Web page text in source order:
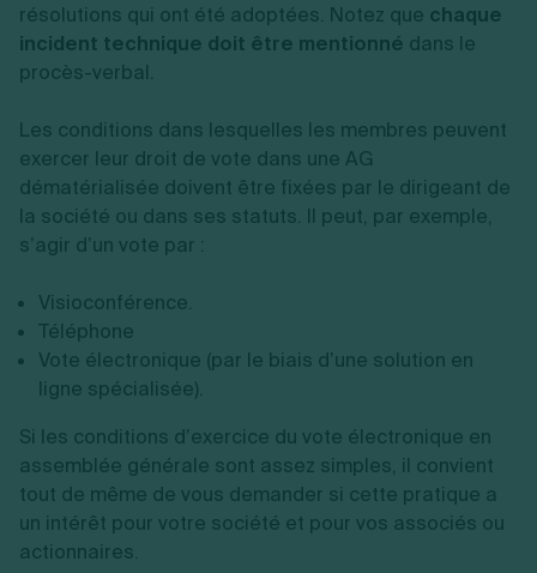
résolutions qui ont été adoptées. Notez que chaque
incident technique doit être mentionné dans le
procès-verbal.
Les conditions dans lesquelles les membres peuvent
exercer leur droit de vote dans une AG
dématérialisée doivent être fixées par le dirigeant de
la société ou dans ses statuts. Il peut, par exemple,
s’agir d’un vote par :
Visioconférence.
Téléphone
Vote électronique (par le biais d’une solution en
ligne spécialisée).
Si les conditions d’exercice du vote électronique en
assemblée générale sont assez simples, il convient
tout de même de vous demander si cette pratique a
un intérêt pour votre société et pour vos associés ou
actionnaires.